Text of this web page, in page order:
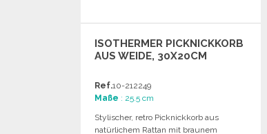
ISOTHERMER PICKNICKKORB
AUS WEIDE, 30X20CM
Ref.10-212249
Maße : 25.5 cm
Stylischer, retro Picknickkorb aus
natürlichem Rattan mit braunem